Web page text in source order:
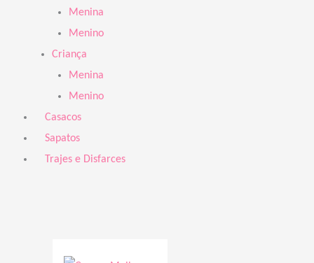
Menina
Menino
Criança
Menina
Menino
Casacos
Sapatos
Trajes e Disfarces